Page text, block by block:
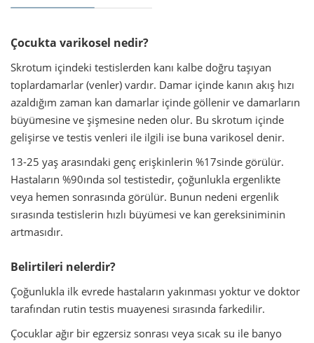
Çocukta varikosel nedir?
Skrotum içindeki testislerden kanı kalbe doğru taşıyan
toplardamarlar (venler) vardır. Damar içinde kanın akış hızı
azaldığım zaman kan damarlar içinde göllenir ve damarların
büyümesine ve şişmesine neden olur. Bu skrotum içinde
gelişirse ve testis venleri ile ilgili ise buna varikosel denir.
13-25 yaş arasındaki genç erişkinlerin %17sinde görülür.
Hastaların %90ında sol testistedir, çoğunlukla ergenlikte
veya hemen sonrasında görülür. Bunun nedeni ergenlik
sırasında testislerin hızlı büyümesi ve kan gereksiniminin
artmasıdır.
Belirtileri nelerdir?
Çoğunlukla ilk evrede hastaların yakınması yoktur ve doktor
tarafından rutin testis muayenesi sırasında farkedilir.
Çocuklar ağır bir egzersiz sonrası veya sıcak su ile banyo